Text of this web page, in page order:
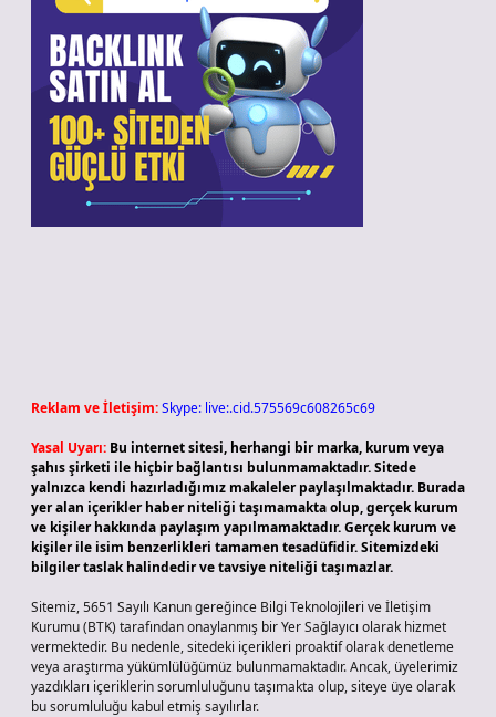
Reklam ve İletişim:Skype: live:.cid.575569c608265c69
Yasal Uyarı: Bu internet sitesi, herhangi bir marka, kurum veya
şahıs şirketi ile hiçbir bağlantısı bulunmamaktadır. Sitede
yalnızca kendi hazırladığımız makaleler paylaşılmaktadır. Burada
yer alan içerikler haber niteliği taşımamakta olup, gerçek kurum
ve kişiler hakkında paylaşım yapılmamaktadır. Gerçek kurum ve
kişiler ile isim benzerlikleri tamamen tesadüfidir. Sitemizdeki
bilgiler taslak halindedir ve tavsiye niteliği taşımazlar.
Sitemiz, 5651 Sayılı Kanun gereğince Bilgi Teknolojileri ve İletişim
Kurumu (BTK) tarafından onaylanmış bir Yer Sağlayıcı olarak hizmet
vermektedir. Bu nedenle, sitedeki içerikleri proaktif olarak denetleme
veya araştırma yükümlülüğümüz bulunmamaktadır. Ancak, üyelerimiz
yazdıkları içeriklerin sorumluluğunu taşımakta olup, siteye üye olarak
bu sorumluluğu kabul etmiş sayılırlar.